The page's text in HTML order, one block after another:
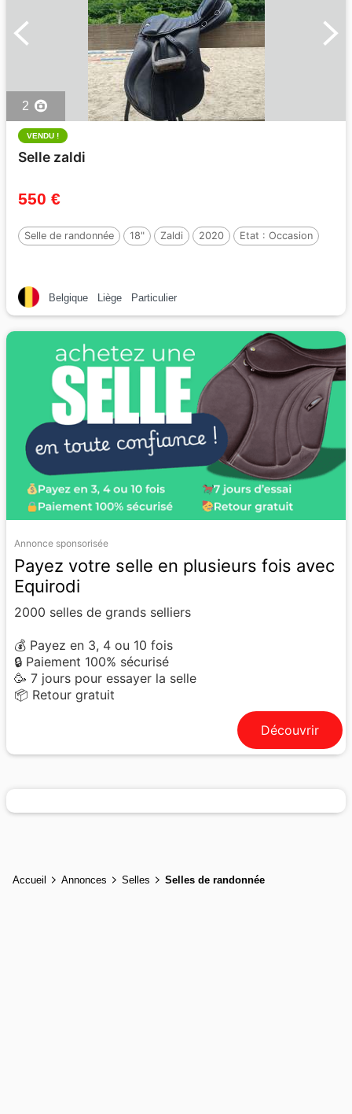
2
VENDU !
Selle zaldi
550 €
Selle de randonnée 18" Zaldi 2020 Etat : Occasion
Belgique Liège Particulier
Annonce sponsorisée
Payez votre selle en plusieurs fois avec
Equirodi
2000 selles de grands selliers
💰 Payez en 3, 4 ou 10 fois
🔒 Paiement 100% sécurisé
🥳 7 jours pour essayer la selle
📦 Retour gratuit
Découvrir
Accueil Annonces Selles Selles de randonnée